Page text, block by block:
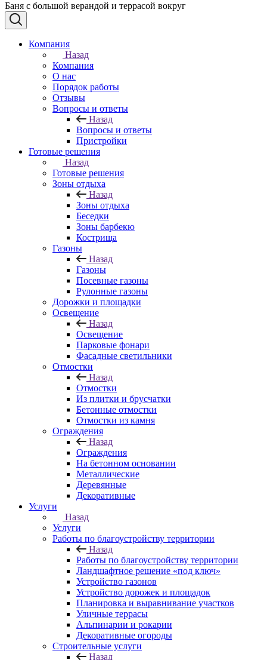
Баня с большой верандой и террасой вокруг
Компания
Назад
Компания
О нас
Порядок работы
Отзывы
Вопросы и ответы
Назад
Вопросы и ответы
Пристройки
Готовые решения
Назад
Готовые решения
Зоны отдыха
Назад
Зоны отдыха
Беседки
Зоны барбекю
Кострища
Газоны
Назад
Газоны
Посевные газоны
Рулонные газоны
Дорожки и площадки
Освещение
Назад
Освещение
Парковые фонари
Фасадные светильники
Отмостки
Назад
Отмостки
Из плитки и брусчатки
Бетонные отмостки
Отмостки из камня
Ограждения
Назад
Ограждения
На бетонном основании
Металлические
Деревянные
Декоративные
Услуги
Назад
Услуги
Работы по благоустройству территории
Назад
Работы по благоустройству территории
Ландшафтное решение «под ключ»
Устройство газонов
Устройство дорожек и площадок
Планировка и выравнивание участков
Уличные террасы
Альпинарии и рокарии
Декоративные огороды
Строительные услуги
Назад